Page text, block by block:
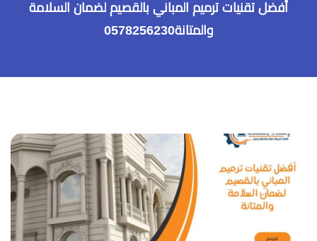
أفضل تقنيات ترميم المباني بالقصيم لضمان السلامة
والمتانة0578256230